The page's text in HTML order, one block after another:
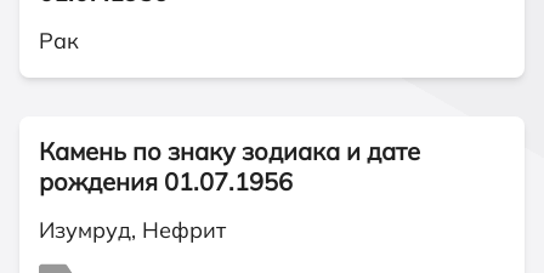
Рак
Камень по знаку зодиака и дате
рождения 01.07.1956
Изумруд, Нефрит